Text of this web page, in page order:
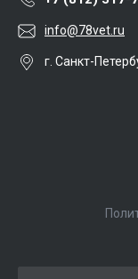
info@78vet.ru
г. Санкт-